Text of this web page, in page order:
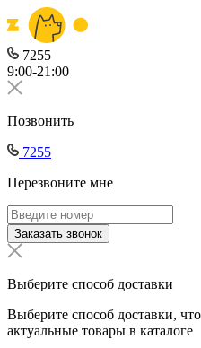
7255
9:00-21:00
Позвонить
7255
Перезвоните мне
Заказать звонок
Выберите способ доставки
Выберите способ доставки,
актуальные товары в каталоге